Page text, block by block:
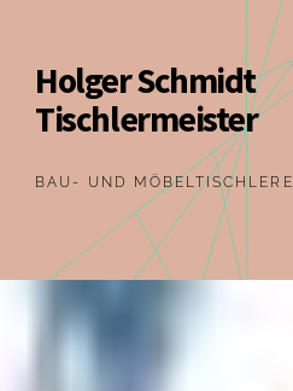
Holger Schmidt
Tischlermeister
BAU- UND MÖBELTISCHLEREI